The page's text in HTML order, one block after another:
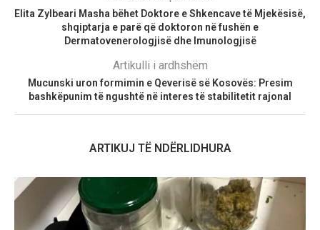
Elita Zylbeari Masha bëhet Doktore e Shkencave të Mjekësisë,
shqiptarja e parë që doktoron në fushën e
Dermatovenerologjisë dhe Imunologjisë
Artikulli i ardhshëm
Mucunski uron formimin e Qeverisë së Kosovës: Presim
bashkëpunim të ngushtë në interes të stabilitetit rajonal
ARTIKUJ TË NDËRLIDHURA